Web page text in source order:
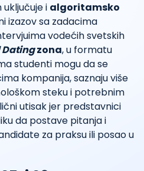
i algoritamsko
izazov sa zadacima
vodećih svetskih
Datingzona, u formatu
studenti mogu da se
kompanija, saznaju više
steku i potrebnim
utisak jer predstavnici
da postave pitanja i
za praksu ili posao u